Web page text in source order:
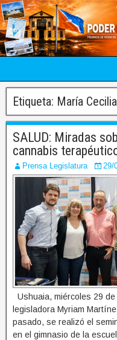
Etiqueta: María
SALUD: Miradas
cannabis
Prensa Legislatura 29/
Ushuaia, miércoles 29
legisladora Myriam
pasado, se realizó el
en el gimnasio de la